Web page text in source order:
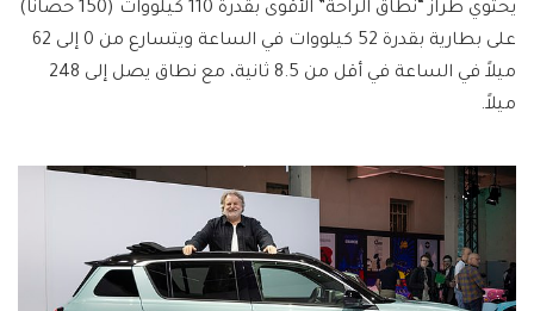
يحتوي طراز “نطاق الراحة” الأقوى بقدرة 110 كيلووات (150 حصانًا)
على بطارية بقدرة 52 كيلووات في الساعة ويتسارع من 0 إلى 62
ميلاً في الساعة في أقل من 8.5 ثانية، مع نطاق يصل إلى 248
ميلاً.